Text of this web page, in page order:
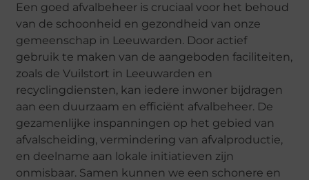
Een goed afvalbeheer is cruciaal voor het behoud
van de schoonheid en gezondheid van onze
gemeenschap in Leeuwarden. Door actief
gebruik te maken van de aangeboden faciliteiten,
zoals de Vuilstort in Leeuwarden en
recyclingdiensten, kan iedere inwoner bijdragen
aan een duurzaam en efficiënt afvalbeheer. De
gezamenlijke inspanningen op het gebied van
afvalscheiding, vermindering van afvalproductie,
en deelname aan lokale initiatieven zijn
onmisbaar. Samen kunnen we een schonere en